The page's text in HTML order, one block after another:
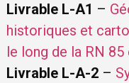
Livrable L-A1 –
historiques et
le long de la RN
Livrable L-A-2 –